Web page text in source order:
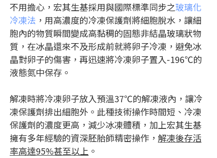
不用擔心，宏其生基採用與國際標準同步之玻璃化
冷凍法 ，用高濃度的冷凍保護劑將細胞脫水，讓細
胞內的物質瞬間變成高黏稠的固態非結晶玻璃狀物
質，在冰晶還來不及形成前就將卵子冷凍，避免冰
晶對卵子的傷害，再迅速將冷凍卵子置入-196℃的
液態氮中保存。
解凍時將冷凍卵子放入預溫37℃的解凍液內，讓冷
凍保護劑排出細胞外。此種技術操作時間短、冷凍
保護劑的濃度更高，減少冰凍體積，加上宏其生基
擁有多年經驗的資深胚胎師精密操作， 解凍後存活
率高達95%甚至以上 。